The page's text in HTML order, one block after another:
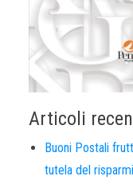
Articoli
Buoni Postali
tutela del